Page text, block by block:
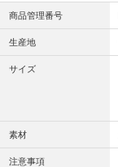
商品管理番号
生産地
サイズ
素材
注意事項